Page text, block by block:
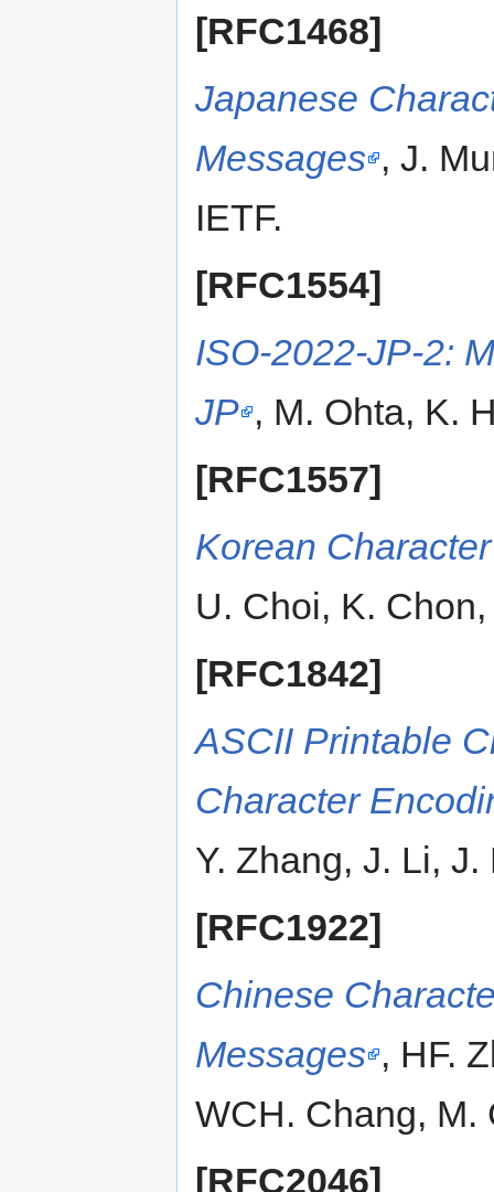
[RFC1468]
Japanese
Messages , J.
IETF.
[RFC1554]
ISO-2022-JP-2:
JP , M. Ohta, K.
[RFC1557]
Korean
U. Choi, K.
[RFC1842]
ASCII Printable
Character
Y. Zhang, J. Li, J.
[RFC1922]
Chinese
Messages , HF.
WCH. Chang, M.
[RFC2046]